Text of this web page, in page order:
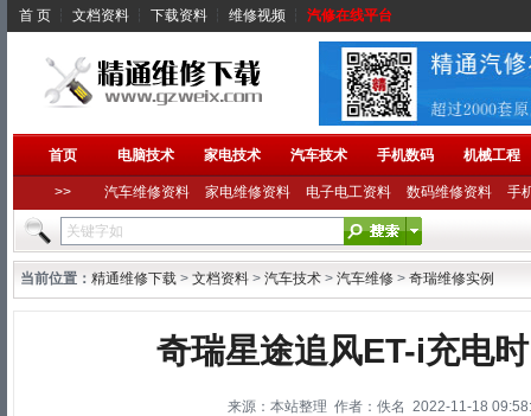
首 页 ┆ 文档资料 ┆ 下载资料 ┆ 维修视频 ┆ 汽修在线平台
首页 电脑技术 家电技术 汽车技术 手机数码 机械工程
>> 汽车维修资料 家电维修资料 电子电工资料 数码维修资料 手
当前位置： 精通维修下载 > 文档资料 > 汽车技术 > 汽车维修 > 奇瑞维修实例
奇瑞星途追风ET-i充电
来源：本站整理 作者：佚名 2022-11-18